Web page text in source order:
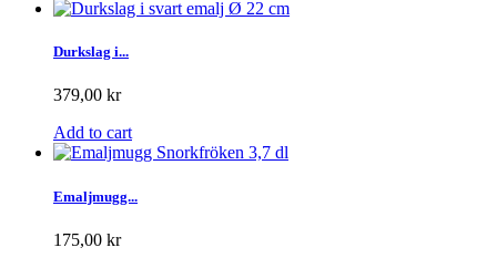
Durkslag i...
379,00 kr
Add to cart
Emaljmugg...
175,00 kr